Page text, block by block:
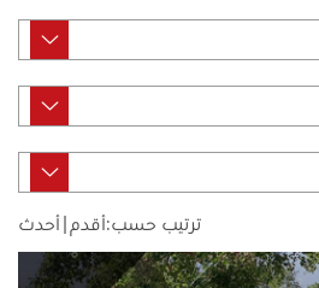
ترتيب حسب: أقدم أحدث